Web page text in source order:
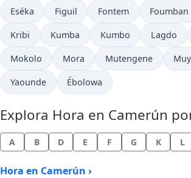
Hora actual en
Eséka Hora actual en
Figuil Hora actual en
Fontem Hora
Foumban
Hora actual en
Kribi Hora actual en
Kumba Hora actual en
Kumbo Hora
Lagdo
Hora actual en
Mokolo Hora actual en
Mora Hora actual en
Mutengene
Hora actual en
Yaounde Hora actual en
Ébolowa
Explora Hora en Camerún
A B D E F G K L
Hora en Camerún ›